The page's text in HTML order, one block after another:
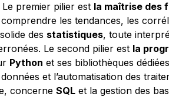
premier pilier est la maîtrise des
les tendances, les
des statistiques, toute
Le second pilier est la
Python et ses bibliothèques
et l’automatisation des
concerne SQL et la gestion des